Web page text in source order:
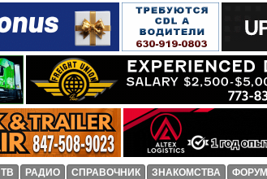
ТВ РАДИО СПРАВОЧНИК ЗНАКОМСТВА ФОРУМ